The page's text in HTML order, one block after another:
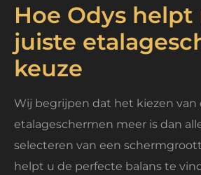
Hoe Odys
juiste
keuze
Wij begrijpen dat het kiezen van
etalageschermen meer is dan
selecteren van een
helpt u de perfecte balans te